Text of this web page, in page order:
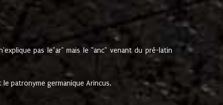
pas le"ar" mais le "anc" venant du pré-latin
le patronyme germanique Arincus.